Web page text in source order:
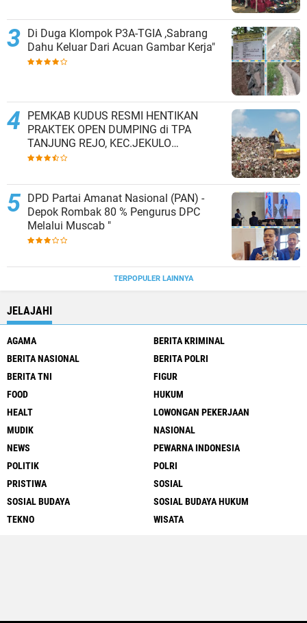
Di Duga Klompok P3A-TGIA ,Sabrang
Dahu Keluar Dari Acuan Gambar Kerja"
PEMKAB KUDUS RESMI HENTIKAN
PRAKTEK OPEN DUMPING di TPA
TANJUNG REJO, KEC.JEKULO
KAB.KUDUS,BERLAKUKAN SISTEM
DPD Partai Amanat Nasional (PAN) -
Depok Rombak 80 % Pengurus DPC
Melalui Muscab "
TERPOPULER LAINNYA
JELAJAHI
AGAMA
BERITA KRIMINAL
BERITA NASIONAL
BERITA POLRI
BERITA TNI
FIGUR
FOOD
HUKUM
HEALT
LOWONGAN PEKERJAAN
MUDIK
NASIONAL
NEWS
PEWARNA INDONESIA
POLITIK
POLRI
PRISTIWA
SOSIAL
SOSIAL BUDAYA
SOSIAL BUDAYA HUKUM
TEKNO
WISATA